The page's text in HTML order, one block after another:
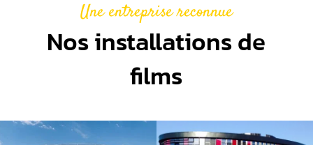
Une entreprise reconnue
Nos installations de
films